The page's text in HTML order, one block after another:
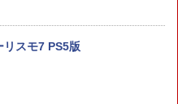
ー スイッチ2 スイッチ Switc
能 ワイヤレス switch2コン
コントローラー
リスモ7 PS5版